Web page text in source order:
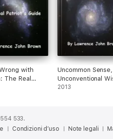
with
The Real
Uncommon Sense,
Unconventional
2013
533.
Condizioni d’uso Note legali